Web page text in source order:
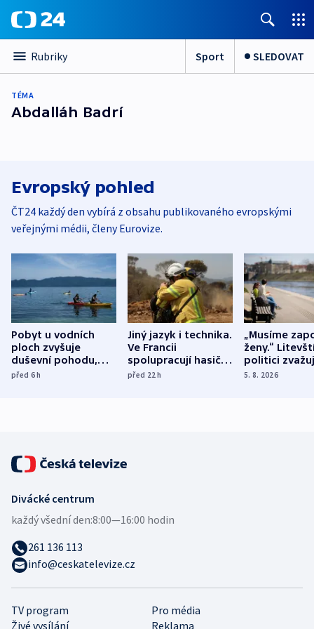
Rubriky Sport SLEDOVAT
TÉMA
Abdalláh Badrí
Evropský pohled
ČT24 každý den vybírá z obsahu publikovaného evropskými
veřejnými médii, členy Eurovize.
Pobyt u vodních
ploch zvyšuje
duševní pohodu,
ukázala
před 6h
Jiný jazyk i technika.
Ve Francii
spolupracují hasiči z
různých zemí
před 22h
„Musíme
ženy.“
politici
dohodu o
5. 8. 2026
TV program
Pro média
Živé vysílání
Reklama
Divácké centrum
každý všední den:8:00—16:00 hodin
261 136 113
info@ceskatelevize.cz